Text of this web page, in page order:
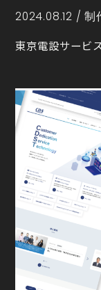
2024.08.12 /制
東京電設サービ